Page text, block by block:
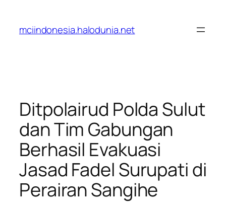
konten
mciindonesia.halodunia.net
Ditpolairud Polda Sulut
dan Tim Gabungan
Berhasil Evakuasi
Jasad Fadel Surupati di
Perairan Sangihe